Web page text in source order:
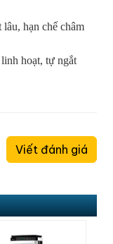
hạn chế châm
hoạt, tự ngắt
Viết đánh giá